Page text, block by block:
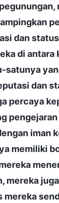
dan
di antara
satunya
dan
percaya
iman
memiliki
mereka
mereka